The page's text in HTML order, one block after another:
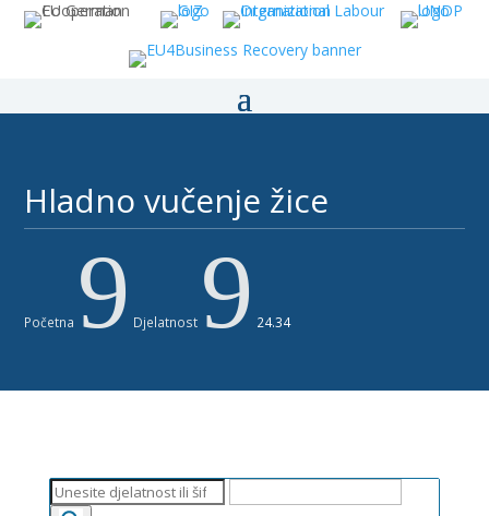
Hladno vučenje žice ​
Početna 9 Djelatnost 9 24.34